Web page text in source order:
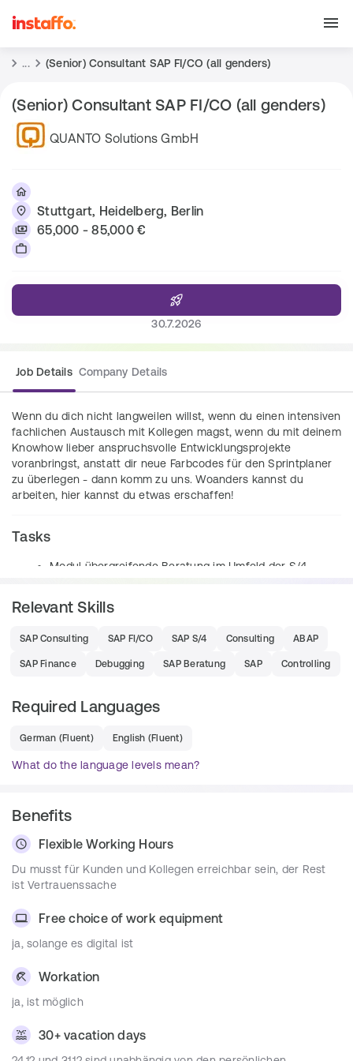
... (Senior) Consultant SAP FI/CO (all genders)
(Senior) Consultant SAP FI/CO (all genders)
QUANTO Solutions GmbH
Stuttgart, Heidelberg, Berlin
65,000 - 85,000 €
30.7.2026
Job Details Company Details
Wenn du dich nicht langweilen willst, wenn du einen intensiven
fachlichen Austausch mit Kollegen magst, wenn du mit deinem
Knowhow lieber anspruchsvolle Entwicklungsprojekte
voranbringst, anstatt dir neue Farbcodes für den Sprintplaner
zu überlegen - dann komm zu uns. Woanders kannst du
arbeiten, hier kannst du etwas erschaffen!
Tasks
Modul übergreifende Beratung im Umfeld der S/4
Analyse, Konzeption und
Mitarbeit und Übernahme von Verantwortung in
Optimierungs- und S/4-Migrationsprojekten
Kunden
Du bist in der Lage, kreativ und souverän
FI/CO Berater
Du kannst beraten und dich schnell in neue
Themen einarbeiten
& Technologien?
Du hast evtl. ABAP oder Debugging Kenntnisse?
Team
mit mehr als 40 IT-Experten aus den unterschiedlichsten
Relevant Skills
SAP Consulting SAP FI/CO SAP S/4 Consulting ABAP
SAP Finance Debugging SAP Beratung SAP Controlling
Required Languages
German (Fluent) English (Fluent)
What do the language levels mean?
Benefits
Flexible Working Hours
Du musst für Kunden und Kollegen erreichbar sein, der Rest
ist Vertrauenssache
Free choice of work equipment
ja, solange es digital ist
Workation
ja, ist möglich
30+ vacation days